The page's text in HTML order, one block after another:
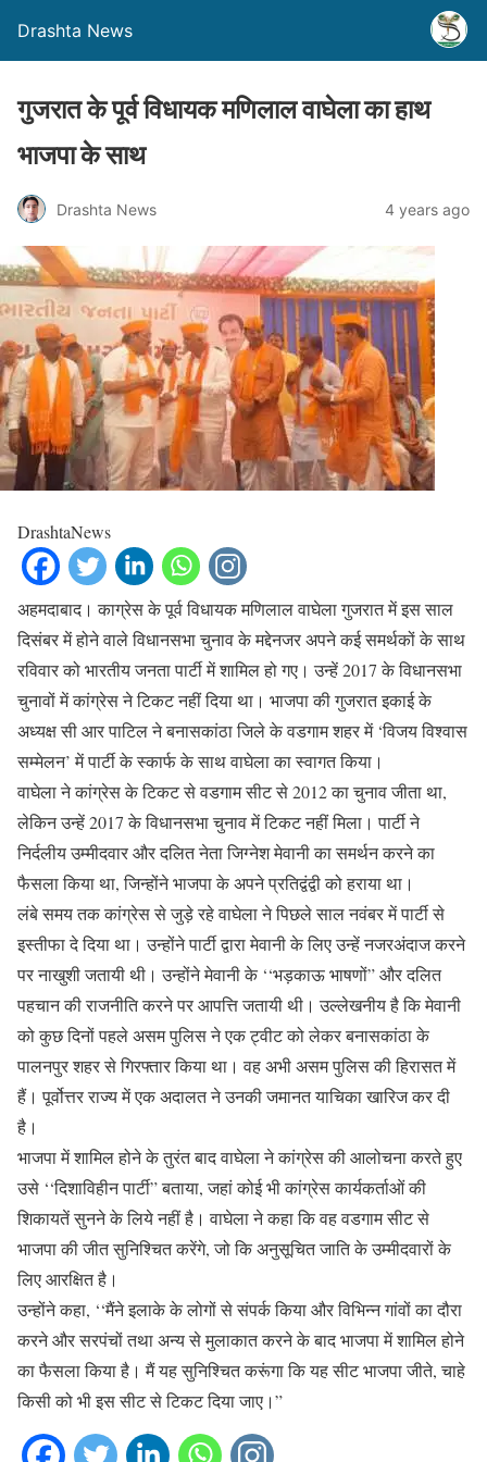
Drashta News
गुजरात के पूर्व विधायक मणिलाल वाघेला का हाथ
भाजपा के साथ
Drashta News 4 years ago
DrashtaNews
अहमदाबाद। काग्रेस के पूर्व विधायक मणिलाल वाघेला गुजरात में इस साल
दिसंबर में होने वाले विधानसभा चुनाव के मद्देनजर अपने कई समर्थकों के साथ
रविवार को भारतीय जनता पार्टी में शामिल हो गए। उन्हें 2017 के विधानसभा
चुनावों में कांग्रेस ने टिकट नहीं दिया था। भाजपा की गुजरात इकाई के
अध्यक्ष सी आर पाटिल ने बनासकांठा जिले के वडगाम शहर में ‘विजय विश्वास
सम्मेलन’ में पार्टी के स्कार्फ के साथ वाघेला का स्वागत किया।
वाघेला ने कांग्रेस के टिकट से वडगाम सीट से 2012 का चुनाव जीता था,
लेकिन उन्हें 2017 के विधानसभा चुनाव में टिकट नहीं मिला। पार्टी ने
निर्दलीय उम्मीदवार और दलित नेता जिग्नेश मेवानी का समर्थन करने का
फैसला किया था, जिन्होंने भाजपा के अपने प्रतिद्वंद्वी को हराया था।
लंबे समय तक कांग्रेस से जुड़े रहे वाघेला ने पिछले साल नवंबर में पार्टी से
इस्तीफा दे दिया था। उन्होंने पार्टी द्वारा मेवानी के लिए उन्हें नजरअंदाज करने
पर नाखुशी जतायी थी। उन्होंने मेवानी के ‘‘भड़काऊ भाषणों” और दलित
पहचान की राजनीति करने पर आपत्ति जतायी थी। उल्लेखनीय है कि मेवानी
को कुछ दिनों पहले असम पुलिस ने एक ट्वीट को लेकर बनासकांठा के
पालनपुर शहर से गिरफ्तार किया था। वह अभी असम पुलिस की हिरासत में
हैं। पूर्वोत्तर राज्य में एक अदालत ने उनकी जमानत याचिका खारिज कर दी
है।
भाजपा में शामिल होने के तुरंत बाद वाघेला ने कांग्रेस की आलोचना करते हुए
उसे ‘‘दिशाविहीन पार्टी” बताया, जहां कोई भी कांग्रेस कार्यकर्ताओं की
शिकायतें सुनने के लिये नहीं है। वाघेला ने कहा कि वह वडगाम सीट से
भाजपा की जीत सुनिश्चित करेंगे, जो कि अनुसूचित जाति के उम्मीदवारों के
लिए आरक्षित है।
उन्होंने कहा, ‘‘मैंने इलाके के लोगों से संपर्क किया और विभिन्न गांवों का दौरा
करने और सरपंचों तथा अन्य से मुलाकात करने के बाद भाजपा में शामिल होने
का फैसला किया है। मैं यह सुनिश्चित करूंगा कि यह सीट भाजपा जीते, चाहे
किसी को भी इस सीट से टिकट दिया जाए।”